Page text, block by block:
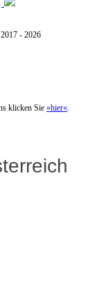
- 2026
klicken Sie »hier«.